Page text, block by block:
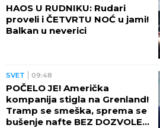
HAOS U RUDNIKU: Rudari
proveli i ČETVRTU NOĆ u jami!
Balkan u neverici
SVET 09:48
POČELO JE! Američka
kompanija stigla na Grenland!
Tramp se smeška, sprema se
bušenje nafte BEZ DOZVOLE